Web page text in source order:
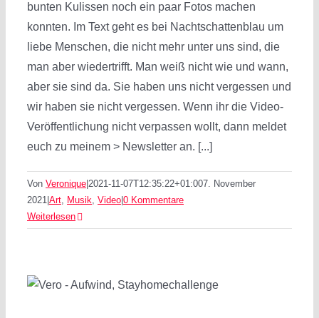
bunten Kulissen noch ein paar Fotos machen
konnten. Im Text geht es bei Nachtschattenblau um
liebe Menschen, die nicht mehr unter uns sind, die
man aber wiedertrifft. Man weiß nicht wie und wann,
aber sie sind da. Sie haben uns nicht vergessen und
wir haben sie nicht vergessen. Wenn ihr die Video-
Veröffentlichung nicht verpassen wollt, dann meldet
euch zu meinem > Newsletter an. [...]
Von Veronique 2021-11-07T12:35:22+01:007. November
2021 Art, Musik, Video 0 Kommentare
Weiterlesen